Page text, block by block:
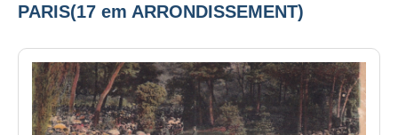
PARIS(17 em ARRONDISSEMENT)